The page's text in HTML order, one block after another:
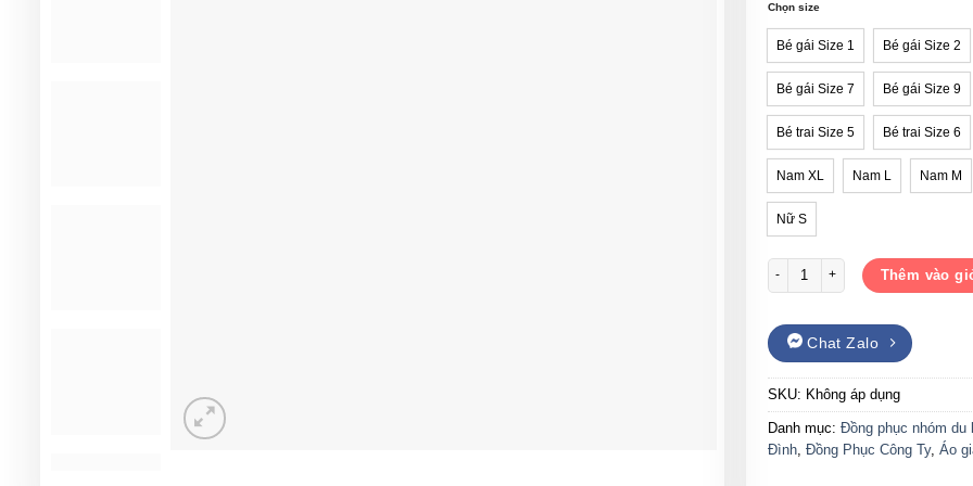
Chọn size
Bé gái Size 1 Bé gái Size 2
Bé gái Size 7 Bé gái Size 9
Bé trai Size 5 Bé trai Size 6
Nam XL Nam L Nam M
Nữ S
Áo nhóm sắc màu cottton in chữ
Thêm vào
Chat Zalo
SKU: Không áp dụng
Danh mục: Đồng phục nhóm du
Đình, Đồng Phục Công Ty, Áo